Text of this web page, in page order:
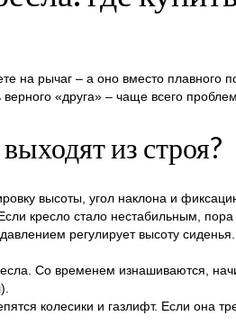
на рычаг – а оно вместо
«друга» – чаще всего
из строя?
высоты, угол наклона и
кресло стало нестабильным,
регулирует высоту
Со временем изнашиваются,
колесики и газлифт. Если она